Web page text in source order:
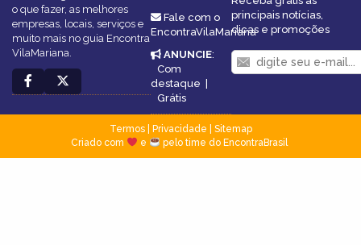
o que fazer, as melhores
empresas, locais, serviços e
muito mais no guia Encontra
VilaMariana.
Fale com o
EncontraVilaMariana
ANUNCIE:
Com
destaque
Grátis
principais notícias,
dicas e promoções
Termos| Privacidade
Sitemap
Criado com
e pelo time do EncontraBrasil